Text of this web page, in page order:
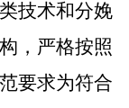
技术和分娩
，严格按照
要求为符合